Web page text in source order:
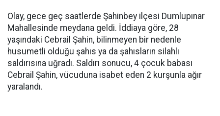
Olay, gece geç saatlerde Şahinbey ilçesi Dumlupınar
Mahallesinde meydana geldi. İddiaya göre, 28
yaşındaki Cebrail Şahin, bilinmeyen bir nedenle
husumetli olduğu şahıs ya da şahısların silahlı
saldırısına uğradı. Saldırı sonucu, 4 çocuk babası
Cebrail Şahin, vücuduna isabet eden 2 kurşunla ağır
yaralandı.